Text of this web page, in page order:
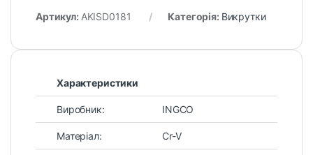
Артикул: AKISD0181 Категорія: Викрутки
Характеристики
Виробник: INGCO
Матеріал: Cr-V